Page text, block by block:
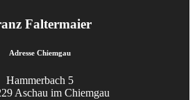
Faltermaier
Adresse Chiemgau
Hammerbach 5
Aschau im Chiemgau